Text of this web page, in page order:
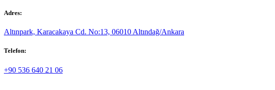
Adres:
Altınpark, Karacakaya Cd. No:13, 06010 Altındağ/Ankara
Telefon:
+90 536 640 21 06